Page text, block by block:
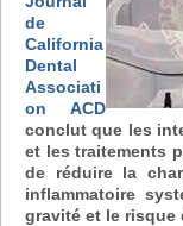
de
California
Dental
Associati
on ACD
conclut que les
et les traitements
de réduire la
inflammatoire
gravité et le risque